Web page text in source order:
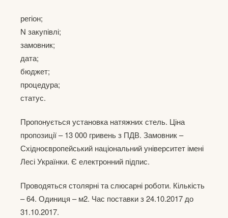
регіон;
N закупівлі;
замовник;
дата;
бюджет;
процедура;
статус.
Пропонується установка натяжних стель. Ціна
пропозиції – 13 000 гривень з ПДВ. Замовник –
Східноєвропейський національний університет імені
Лесі Українки. Є електронний підпис.
Проводяться столярні та слюсарні роботи. Кількість
– 64. Одиниця – м2. Час поставки з 24.10.2017 до
31.10.2017.